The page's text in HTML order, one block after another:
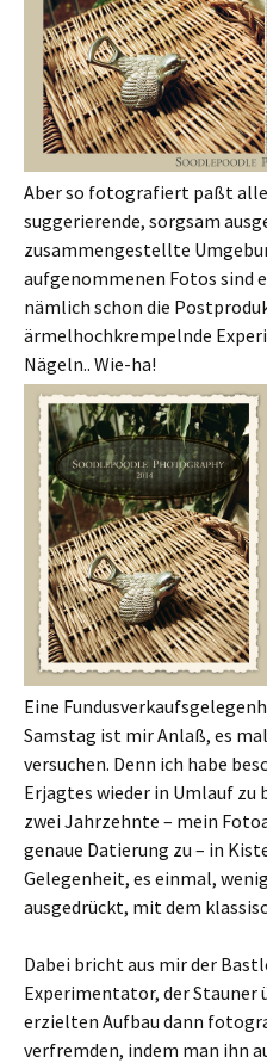
Aber so fotografiert paßt
suggerierende, sorgsam
zusammengestellte
aufgenommenen Fotos sind
nämlich schon die
ärmelhochkrempelnde
Nägeln.. Wie-ha!
Eine
Samstag ist mir Anlaß, es
versuchen. Denn ich habe
Erjagtes wieder in Umlauf zu
zwei Jahrzehnte – mein
genaue Datierung zu – in
Gelegenheit, es einmal,
ausgedrückt, mit dem
Dabei bricht aus mir der
Experimentator, der Stauner
erzielten Aufbau dann
verfremden, indem man ihn